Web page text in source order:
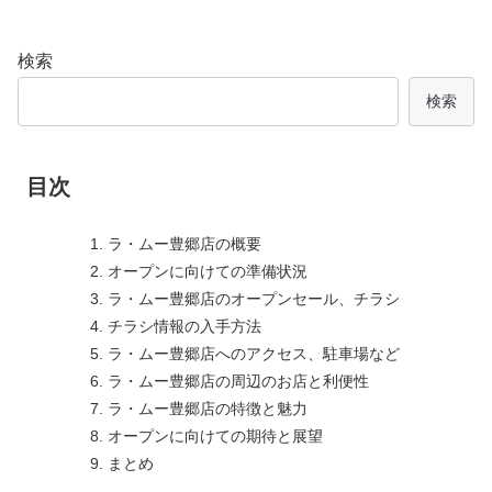
検索
検索
目次
ラ・ムー豊郷店の概要
オープンに向けての準備状況
ラ・ムー豊郷店のオープンセール、チラシ
チラシ情報の入手方法
ラ・ムー豊郷店へのアクセス、駐車場など
ラ・ムー豊郷店の周辺のお店と利便性
ラ・ムー豊郷店の特徴と魅力
オープンに向けての期待と展望
まとめ